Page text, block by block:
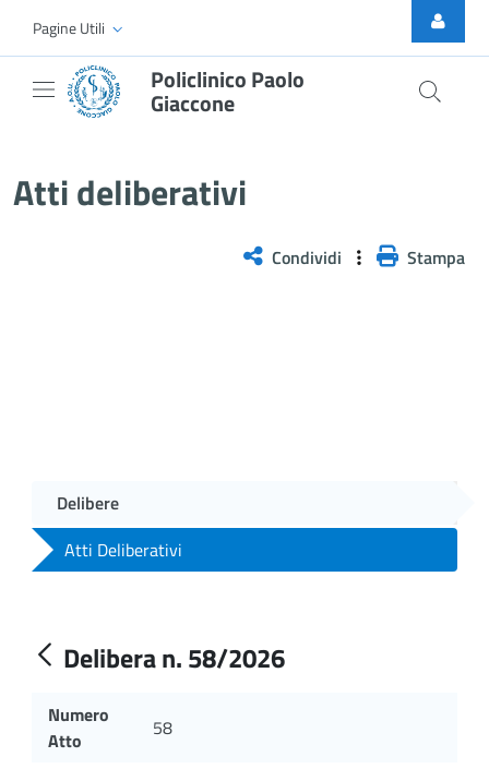
Skip to Main Content
Pagine Utili
Policlinico Paolo
Giaccone
Atti deliberativi
Condividi Stampa
Delibere
Atti Deliberativi
Delibera n. 58/2026
Numero
Atto
58